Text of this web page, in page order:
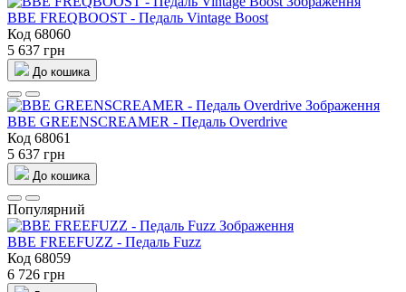
BBE FREQBOOST - Педаль Vintage Boost
Код 68060
5 637 грн
До кошика
BBE GREENSCREAMER - Педаль Overdrive
Код 68061
5 637 грн
До кошика
Популярний
BBE FREEFUZZ - Педаль Fuzz
Код 68059
6 726 грн